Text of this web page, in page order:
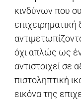
κινδύνων που
όχι απλώς ως
αντιστοιχεί σε
πιστοληπτική
εικόνα της